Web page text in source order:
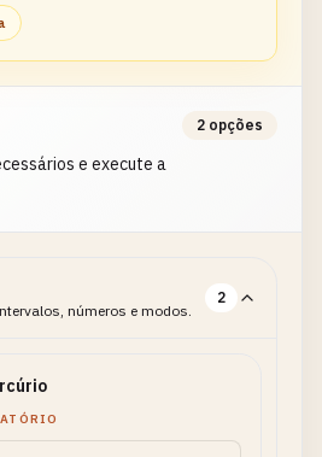
e execute a
2 opções
números e modos.
2